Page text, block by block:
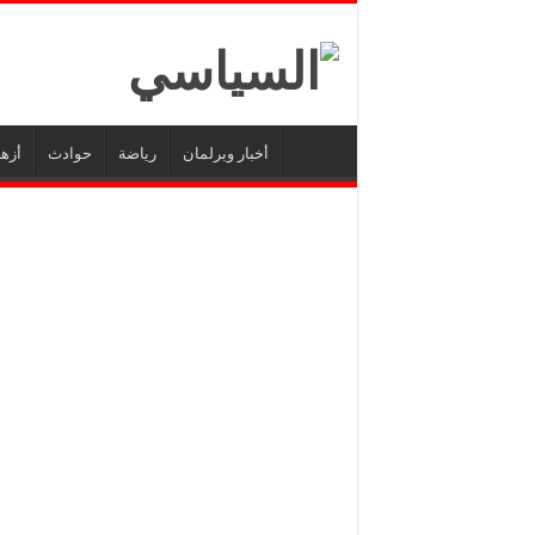
أخبار وبرلمان رياضة حوادث